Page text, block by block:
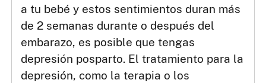
a tu bebé y estos sentimientos duran más
de 2 semanas durante o después del
embarazo, es posible que tengas
depresión posparto. El tratamiento para la
depresión, como la terapia o los